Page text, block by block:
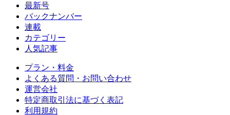
最新号
バックナンバー
連載
カテゴリー
人気記事
プラン・料金
よくある質問・お問い合わせ
運営会社
特定商取引法に基づく表記
利用規約